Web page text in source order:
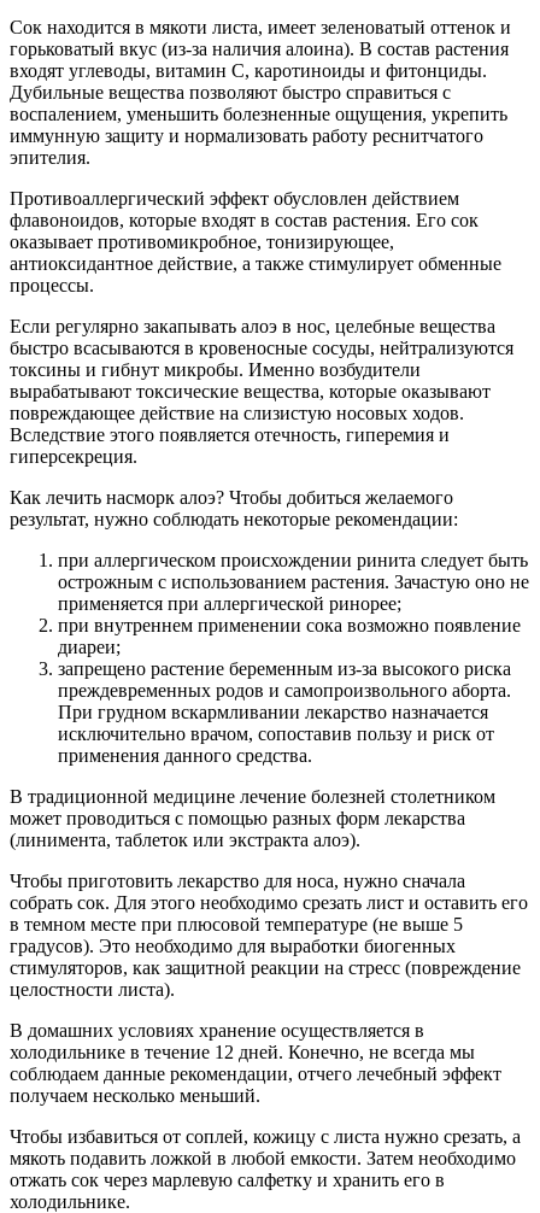
Сок находится в мякоти листа, имеет зеленоватый оттенок и
горьковатый вкус (из-за наличия алоина). В состав растения
входят углеводы, витамин С, каротиноиды и фитонциды.
Дубильные вещества позволяют быстро справиться с
воспалением, уменьшить болезненные ощущения, укрепить
иммунную защиту и нормализовать работу реснитчатого
эпителия.
Противоаллергический эффект обусловлен действием
флавоноидов, которые входят в состав растения. Его сок
оказывает противомикробное, тонизирующее,
антиоксидантное действие, а также стимулирует обменные
процессы.
Если регулярно закапывать алоэ в нос, целебные вещества
быстро всасываются в кровеносные сосуды, нейтрализуются
токсины и гибнут микробы. Именно возбудители
вырабатывают токсические вещества, которые оказывают
повреждающее действие на слизистую носовых ходов.
Вследствие этого появляется отечность, гиперемия и
гиперсекреция.
Как лечить насморк алоэ? Чтобы добиться желаемого
результат, нужно соблюдать некоторые рекомендации:
при аллергическом происхождении ринита следует быть
острожным с использованием растения. Зачастую оно не
применяется при аллергической ринорее;
при внутреннем применении сока возможно появление
диареи;
запрещено растение беременным из-за высокого риска
преждевременных родов и самопроизвольного аборта.
При грудном вскармливании лекарство назначается
исключительно врачом, сопоставив пользу и риск от
применения данного средства.
В традиционной медицине лечение болезней столетником
может проводиться с помощью разных форм лекарства
(линимента, таблеток или экстракта алоэ).
Чтобы приготовить лекарство для носа, нужно сначала
собрать сок. Для этого необходимо срезать лист и оставить его
в темном месте при плюсовой температуре (не выше 5
градусов). Это необходимо для выработки биогенных
стимуляторов, как защитной реакции на стресс (повреждение
целостности листа).
В домашних условиях хранение осуществляется в
холодильнике в течение 12 дней. Конечно, не всегда мы
соблюдаем данные рекомендации, отчего лечебный эффект
получаем несколько меньший.
Чтобы избавиться от соплей, кожицу с листа нужно срезать, а
мякоть подавить ложкой в любой емкости. Затем необходимо
отжать сок через марлевую салфетку и хранить его в
холодильнике.